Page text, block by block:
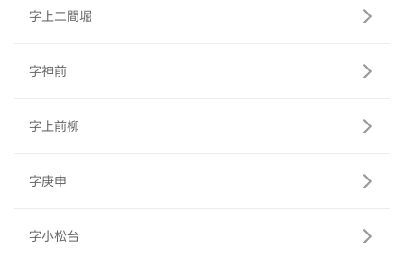
字上二間堀
字神前
字上前柳
字庚申
字小松台